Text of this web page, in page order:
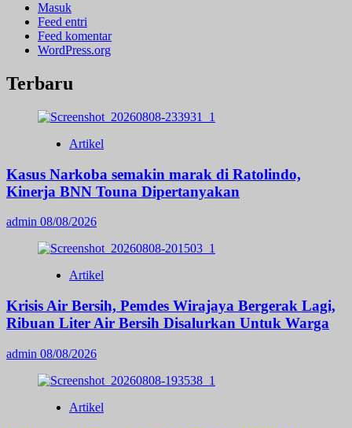
Masuk
Feed entri
Feed komentar
WordPress.org
Terbaru
Artikel
Kasus Narkoba semakin marak di Ratolindo,
Kinerja BNN Touna Dipertanyakan
admin 08/08/2026
Artikel
Krisis Air Bersih, Pemdes Wirajaya Bergerak Lagi,
Ribuan Liter Air Bersih Disalurkan Untuk Warga
admin 08/08/2026
Artikel